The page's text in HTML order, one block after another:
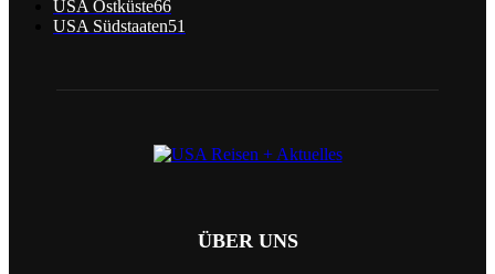
USA Ostküste66
USA Südstaaten51
ÜBER UNS